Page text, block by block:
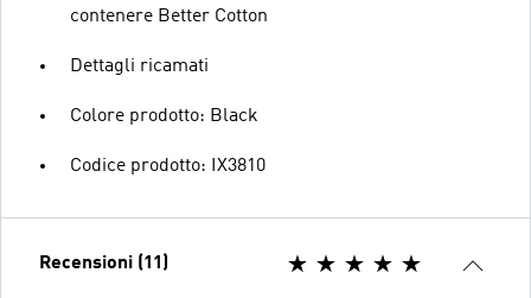
contenere Better Cotton
Dettagli ricamati
Colore prodotto: Black
Codice prodotto: IX3810
Recensioni (11)